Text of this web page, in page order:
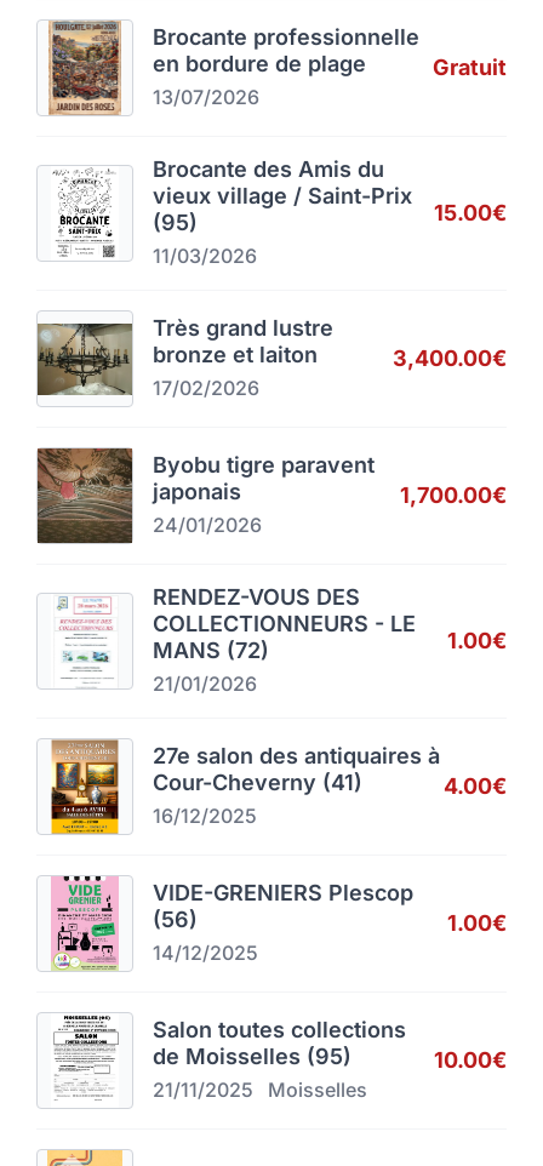
Brocante professionnelle
en bordure de plage
13/07/2026
Gratuit
Brocante des Amis du
vieux village / Saint-Prix
(95)
11/03/2026
15.00€
Très grand lustre
bronze et laiton
17/02/2026
3,400.00€
Byobu tigre paravent
japonais
24/01/2026
1,700.00€
RENDEZ-VOUS DES
COLLECTIONNEURS - LE
MANS (72)
21/01/2026
1.00€
27e salon des antiquaires à
Cour-Cheverny (41)
16/12/2025
4.00€
VIDE-GRENIERS Plescop
(56)
14/12/2025
1.00€
Salon toutes collections
de Moisselles (95)
21/11/2025 Moisselles
10.00€